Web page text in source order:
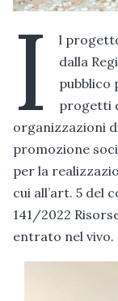
I
l
dalla
pubblico
progetti
organizzazioni
promozione
per la
cui all’art. 5 del
141/2022
entrato nel vivo.